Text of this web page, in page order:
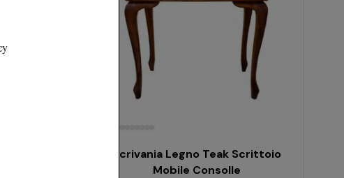
Scrivania Legno Teak Scrittoio
Mobile Consolle